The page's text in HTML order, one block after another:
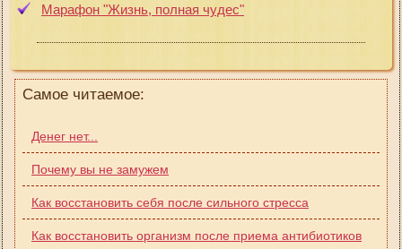
Марафон "Жизнь, полная чудес"
Самое читаемое:
Денег нет...
Почему вы не замужем
Как восстановить себя после сильного стресса
Как восстановить организм после приема антибиотиков